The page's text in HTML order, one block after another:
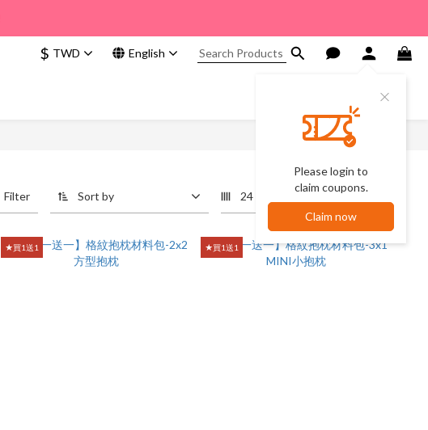
$ TWD English
Please login to
claim coupons.
Claim now
Filter Sort by 24 Items per page
★買1送1 ★買1送1